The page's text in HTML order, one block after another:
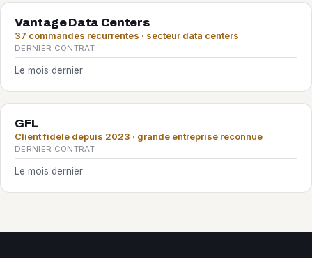
Vantage Data Centers
37 commandes récurrentes · secteur data centers
DERNIER CONTRAT
Le mois dernier
GFL
Client fidèle depuis 2023 · grande entreprise reconnue
DERNIER CONTRAT
Le mois dernier